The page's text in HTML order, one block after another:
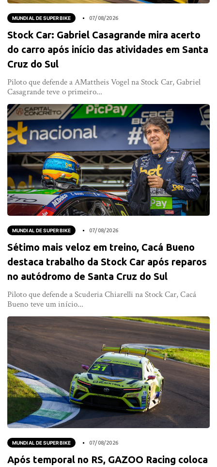
MUNDIAL DE SUPERBIKE 07/08/2026
Stock Car: Gabriel Casagrande mira acerto
do carro após início das atividades em Santa
Cruz do Sul
Piloto que defende a AMattheis Vogel na Stock Car, Gabriel
Casagrande teve o primeiro...
MUNDIAL DE SUPERBIKE 07/08/2026
Sétimo mais veloz em treino, Cacá Bueno
destaca trabalho da Stock Car após reparos
no autódromo de Santa Cruz do Sul
Piloto que defende a Scuderia Chiarelli na Stock Car, Cacá
Bueno teve um início...
MUNDIAL DE SUPERBIKE 07/08/2026
Após temporal no RS, GAZOO Racing coloca